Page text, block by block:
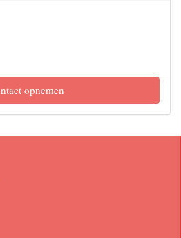
opnemen